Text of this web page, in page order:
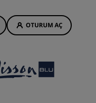
OTURUM AÇ